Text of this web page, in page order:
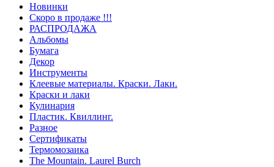
Новинки
Скоро в продаже !!!
РАСПРОДАЖА
Альбомы
Бумага
Декор
Инструменты
Клеевые материалы. Краски. Лаки.
Краски и лаки
Кулинария
Пластик. Квиллинг.
Разное
Сертификаты
Термомозаика
The Mountain. Laurel Burch